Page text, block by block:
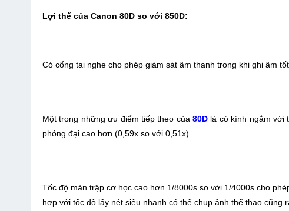
Lợi thế của Canon 80D so với 850D:
Có cổng tai nghe cho phép giám sát âm thanh trong khi ghi âm
Một trong những ưu điểm tiếp theo của80D là có kính ngắm với
phóng đại cao hơn (0,59x so với 0,51x).
Tốc độ màn trập cơ học cao hơn 1/8000s so với 1/4000s cho
hợp với tốc độ lấy nét siêu nhanh có thể chụp ảnh thể thao cũng